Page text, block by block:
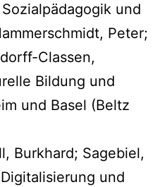
und
Peter;
Classen,
Bildung und
und Basel (Beltz
Burkhard; Sagebiel,
und